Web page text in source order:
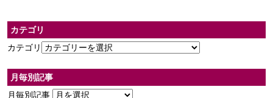
カテゴリ
カテゴリ
月毎別記事
月毎別記事